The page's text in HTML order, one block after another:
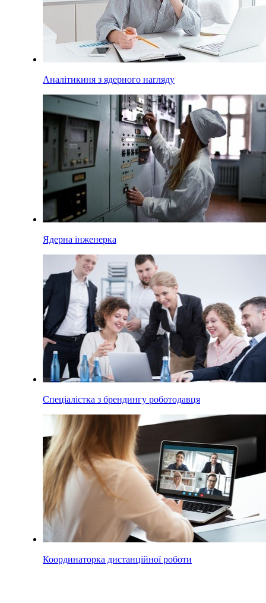
Аналітикиня з ядерного нагляду
Ядерна інженерка
Спеціалістка з брендингу роботодавця
Координаторка дистанційної роботи